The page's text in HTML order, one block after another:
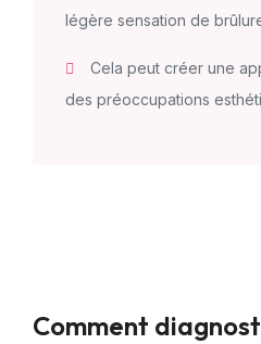
légère sensation de
Cela peut créer une
des préoccupations
Comment